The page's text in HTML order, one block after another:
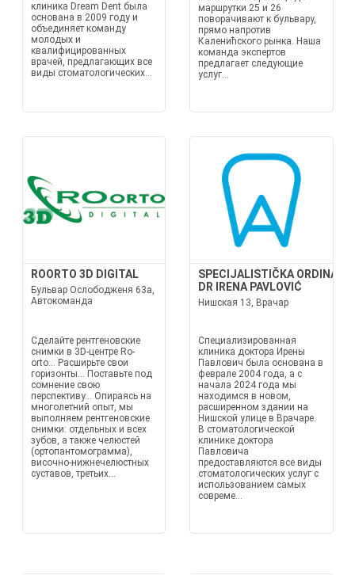
клиника Dream Dent была
основана в 2009 году и
объединяет команду
молодых и
квалифицированных
врачей, предлагающих все
виды стоматологических...
маршрутки 25 и 26
поворачивают к бульвару,
прямо напротив
Каленићского рынка. Наша
команда экспертов
предлагает следующие
услуг...
ROORTO 3D DIGITAL
Бульвар Ослободженя 63а,
Автокоманда
Сделайте рентгеновские
снимки в 3D-центре Ro-
orto... Расширьте свои
горизонты... Поставьте под
сомнение свою
перспективу... Опираясь на
многолетний опыт, мы
выполняем рентгеновские
снимки: отдельных и всех
зубов, а также челюстей
(ортопантомограмма),
височно-нижнечелюстных
суставов, третьих...
SPECIJALISTIČKA
DR IRENA PAVLOVIĆ
Нишская 13, Врачар
Специализированная
клиника доктора Ирены
Павлович была основана в
феврале 2004 года, а с
начала 2024 года мы
находимся в новом,
расширенном здании на
Нишской улице в Врачаре.
В стоматологической
клинике доктора
Павловича
предоставляются все виды
стоматологических услуг с
использованием самых
совреме...